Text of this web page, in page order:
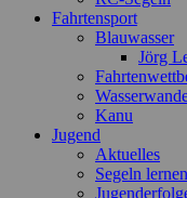
Fahrtensport
Blauwasser
Jörg
Kanu
Jugend
Aktuelles
Segeln lernen